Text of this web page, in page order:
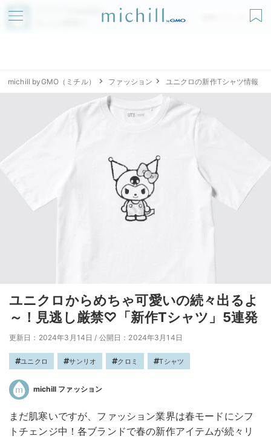
アプリでmichillが
無料ダウンロード
michill byGMO（ミチル） ファッション ユニクロの新作Tシャツ情報
ユニクロからめちゃ可愛いの続々出るよ
～！見逃し厳禁♡「新作Tシャツ」5連発
更新日：2024年3月14日 / 公開日：2024年3月14日
ユニクロ サンリオ クロミ Tシャツ
michill ファッション
まだ肌寒いですが、ファッション業界は春モードにシフ
トチェンジ中！各ブランドで春の新作アイテムが続々リ